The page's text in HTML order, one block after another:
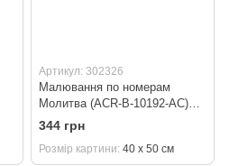
Артикул: 302326
Малювання по номерам
Молитва (ACR-B-10192-AC)
ArtCraft 40 х 50 см
344 грн
Розмір картини 40 х 50 см